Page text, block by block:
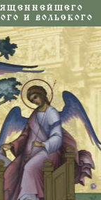
И ВОЛЬСКОГО